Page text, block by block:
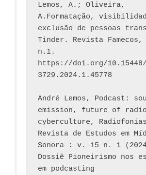
Lemos, A.; Oliveira,
A.Formatação,
exclusão de pessoas
Tinder. Revista Famecos,
n.1.
https://doi.org/10.15448/
3729.2024.1.45778
André Lemos, Podcast:
emission, future of
cyberculture,
Revista de Estudos em
Sonora : v. 15 n. 1
Dossiê Pioneirismo nos
em podcasting